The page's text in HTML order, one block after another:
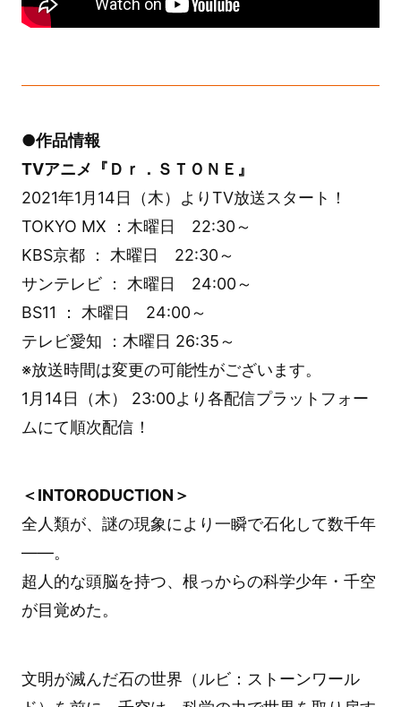
●作品情報
TVアニメ『Ｄｒ．ＳＴＯＮＥ』
2021年1月14日（木）よりTV放送スタート！
TOKYO MX ：木曜日 22:30～
KBS京都 ： 木曜日 22:30～
サンテレビ ： 木曜日 24:00～
BS11 ： 木曜日 24:00～
テレビ愛知 ：木曜日 26:35～
※放送時間は変更の可能性がございます。
1月14日（木） 23:00より各配信プラットフォー
ムにて順次配信！
＜INTORODUCTION＞
全人類が、謎の現象により一瞬で石化して数千年
――。
超人的な頭脳を持つ、根っからの科学少年・千空
が目覚めた。
文明が滅んだ石の世界（ルビ：ストーンワール